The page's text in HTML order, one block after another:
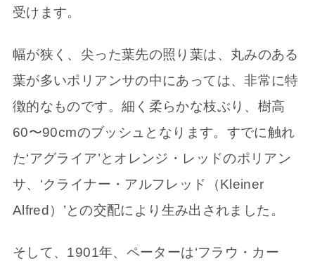
受けます。
幅が狭く、尖った葉先の照り葉は、丸みのある
葉が多いポリアンサの中にあっては、非常に特
徴的なものです。細く柔らかな枝ぶり、樹高
60〜90cmのブッシュとなります。すでに触れ
た‘アグライア’とオレンジ・レッドのポリアン
サ、‘クライナー・アルフレッド（Kleiner
Alfred）’との交配により生み出されました。
そして、1901年、ペーターは‘フラウ・カー